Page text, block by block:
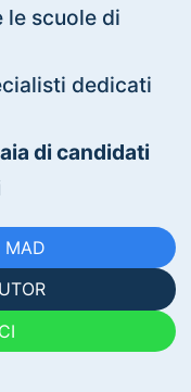
scuole di
dedicati
di candidati
MAD